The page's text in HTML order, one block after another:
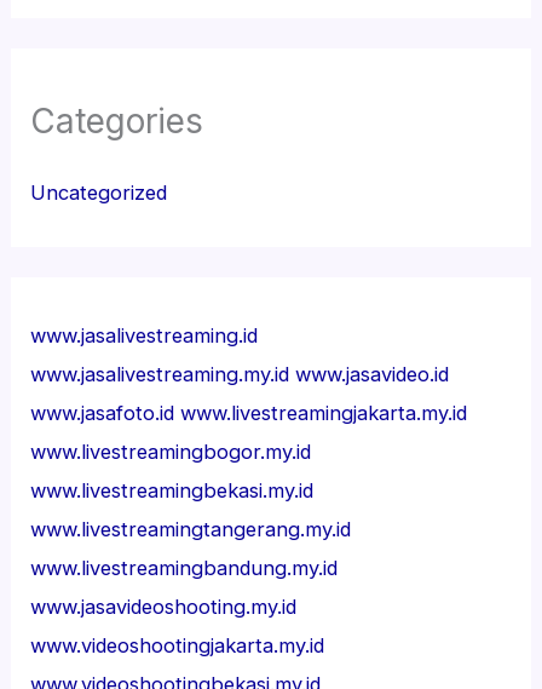
Categories
Uncategorized
www.jasalivestreaming.id
www.jasalivestreaming.my.id www.jasavideo.id
www.jasafoto.id www.livestreamingjakarta.my.id
www.livestreamingbogor.my.id
www.livestreamingbekasi.my.id
www.livestreamingtangerang.my.id
www.livestreamingbandung.my.id
www.jasavideoshooting.my.id
www.videoshootingjakarta.my.id